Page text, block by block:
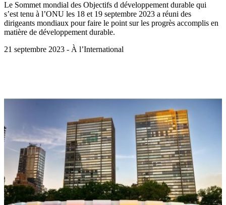
Le Sommet mondial des Objectifs d développement durable qui
s’est tenu à l’ONU les 18 et 19 septembre 2023 a réuni des
dirigeants mondiaux pour faire le point sur les progrès accomplis en
matière de développement durable.
21 septembre 2023 - À l’International